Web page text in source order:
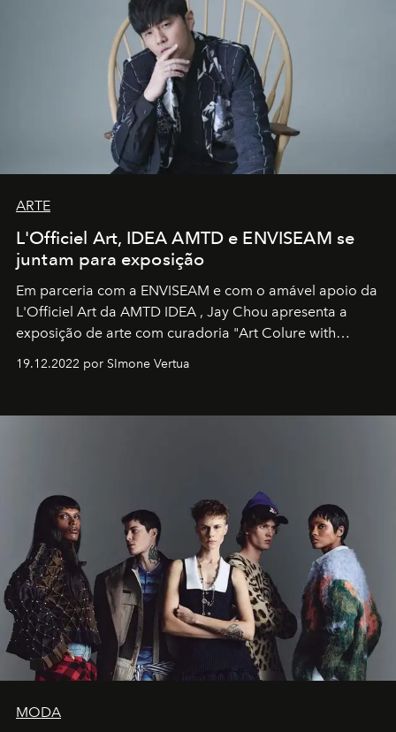
ARTE
L'Officiel Art, IDEA AMTD e ENVISEAM se
juntam para exposição
Em parceria com a ENVISEAM e com o amável apoio da
L'Officiel Art da AMTD IDEA , Jay Chou apresenta a
exposição de arte com curadoria "Art Colure with
19.12.2022 por SImone Vertua
MODA